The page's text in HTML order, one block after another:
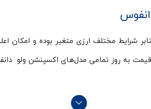
شرایط مختلف ارزی متغیر بوده و امکان
به روز تمامی مدل‌های اکسپنشن ولو